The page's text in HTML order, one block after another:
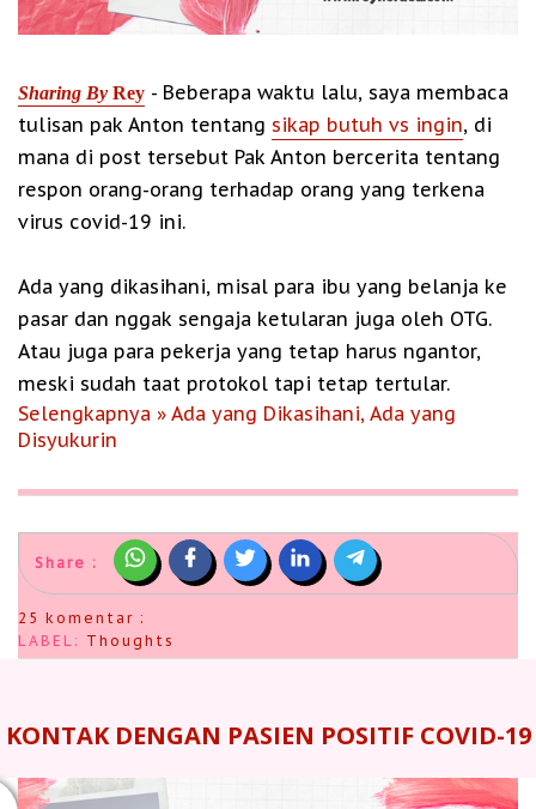
Sharing By Rey - Beberapa waktu lalu, saya membaca
tulisan pak Anton tentang sikap butuh vs ingin, di
mana di post tersebut Pak Anton bercerita tentang
respon orang-orang terhadap orang yang terkena
virus covid-19 ini.
Ada yang dikasihani, misal para ibu yang belanja ke
pasar dan nggak sengaja ketularan juga oleh OTG.
Atau juga para pekerja yang tetap harus ngantor,
meski sudah taat protokol tapi tetap tertular.
Selengkapnya » Ada yang Dikasihani, Ada yang
Disyukurin
Share :
25 komentar :
LABEL: Thoughts
KONTAK DENGAN PASIEN POSITIF COVID-19